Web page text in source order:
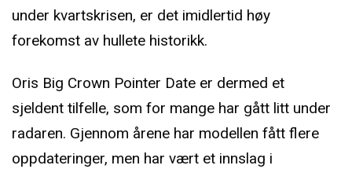
under kvartskrisen, er det imidlertid høy
forekomst av hullete historikk.
Oris Big Crown Pointer Date er dermed et
sjeldent tilfelle, som for mange har gått litt under
radaren. Gjennom årene har modellen fått flere
oppdateringer, men har vært et innslag i